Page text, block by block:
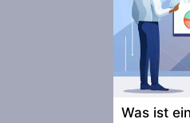
Was ist